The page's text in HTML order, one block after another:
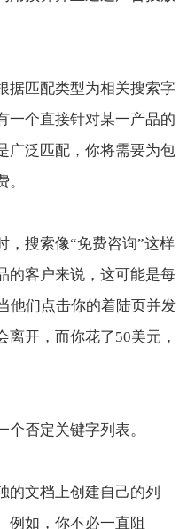
据匹配类型为相关搜索字
一个直接针对某一产品的
广泛匹配，你将需要为包
，搜索像“免费咨询”这样
的客户来说，这可能是每
他们点击你的着陆页并发
开，而你花了50美元，
否定关键字列表。
的文档上创建自己的列
例如，你不必一直阻